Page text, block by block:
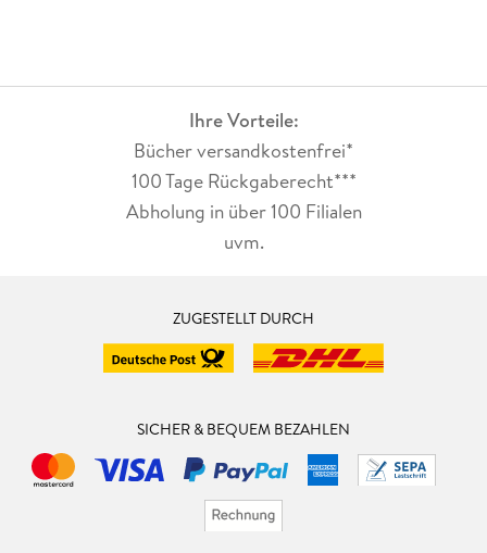
Ihre Vorteile:
Bücher versandkostenfrei*
100 Tage Rückgaberecht***
Abholung in über 100 Filialen
uvm.
ZUGESTELLT DURCH
SICHER & BEQUEM BEZAHLEN